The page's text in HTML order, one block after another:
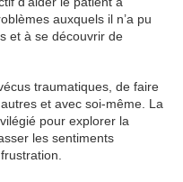
auxquels il n’a pu
et à se découvrir de
traumatiques, de faire
et avec soi-même. La
pour explorer la
les sentiments